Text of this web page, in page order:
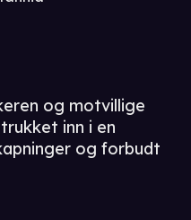
og motvillige
inn i en
og forbudt